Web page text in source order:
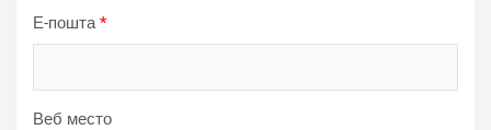
Е-пошта*
Веб место